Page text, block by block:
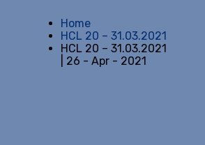
Home
HCL 20 – 31.03.2021
HCL 20 – 31.03.2021
| 26 - Apr - 2021